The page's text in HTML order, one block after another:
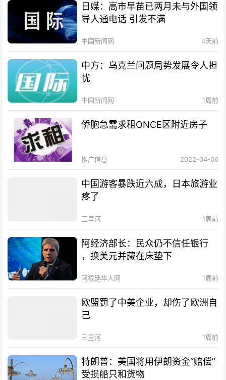
日媒：高市早苗已两月未与外国领
导人通电话 引发不满
中国新闻网 4天前
中方：乌克兰问题局势发展令人担
忧
中国新闻网 1周前
侨胞急需求租ONCE区附近房子
推广信息 2022-04-06
中国游客暴跌近六成，日本旅游业
疼了
三里河 1周前
阿经济部长：民众仍不信任银行
，换美元并藏在床垫下
阿根廷华人网 1周前
欧盟罚了中美企业，却伤了欧洲自
己
三里河 1周前
特朗普：美国将用伊朗资金“赔偿”
受损船只和货物